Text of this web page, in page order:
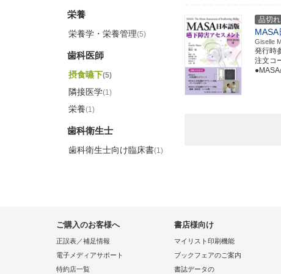
品切れ
Giselle
発行時
注文コ
栄養
栄養学・栄養管理(5)
歯科医師
摂食嚥下(5)
隣接医学(1)
栄養(1)
歯科衛生士
歯科衛生士向け臨床書(1)
ご購入のお客様へ
正誤表／補足情報
電子メディアサポート
特約店一覧
書店様向け
マイリスト印刷機能
ブックフェアのご案内
書誌データの